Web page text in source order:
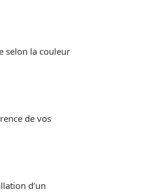
selon la couleur
de vos
d’un